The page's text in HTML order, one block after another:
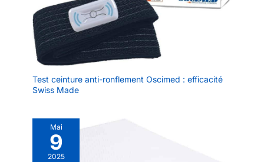
Test ceinture anti-ronflement Oscimed : efficacité
Swiss Made
Mai
9
2025